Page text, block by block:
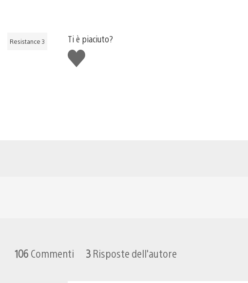
Resistance 3
Ti è piaciuto?
Mi
piace
106 Commenti 3 Risposte dell'autore